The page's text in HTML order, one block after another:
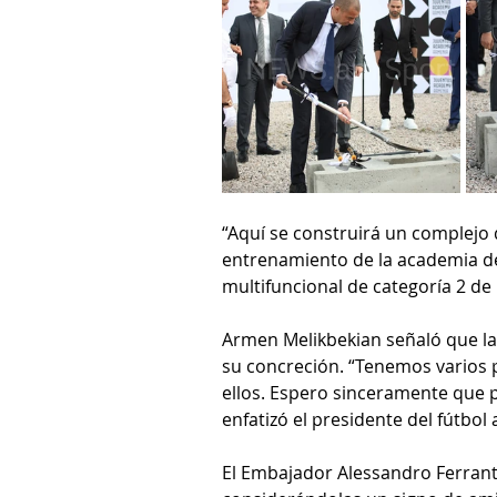
“Aquí se construirá un
entrenamiento de la academia
multifuncional de categoría 2 de
Armen Melikbekian señaló que
su concreción. “Tenemos
ellos. Espero sinceramente
enfatizó el presidente del fútbol
El Embajador Alessandro